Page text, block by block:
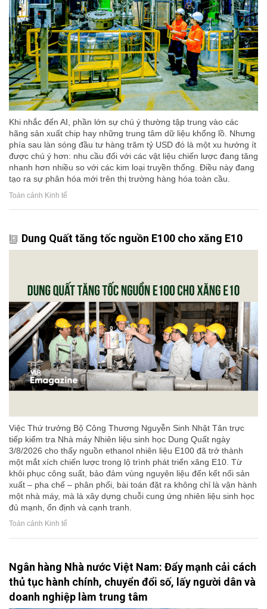
Khi nhắc đến AI, phần lớn sự chú ý thường tập trung vào các
hãng sản xuất chip hay những trung tâm dữ liệu khổng lồ. Nhưng
phía sau làn sóng đầu tư hàng trăm tỷ USD đó là một xu hướng ít
được chú ý hơn: nhu cầu đối với các vật liệu chiến lược đang tăng
nhanh hơn nhiều so với các kim loại truyền thống. Điều này đang
tạo ra sự phân hóa mới trên thị trường hàng hóa toàn cầu.
Toàn cảnh Kinh tế
Dung Quất tăng tốc nguồn E100 cho xăng E10
Việc Thứ trưởng Bộ Công Thương Nguyễn Sinh Nhật Tân trực
tiếp kiểm tra Nhà máy Nhiên liệu sinh học Dung Quất ngày
3/8/2026 cho thấy nguồn ethanol nhiên liệu E100 đã trở thành
một mắt xích chiến lược trong lộ trình phát triển xăng E10. Từ
khôi phục công suất, bảo đảm vùng nguyên liệu đến kết nối sản
xuất – pha chế – phân phối, bài toán đặt ra không chỉ là vận hành
một nhà máy, mà là xây dựng chuỗi cung ứng nhiên liệu sinh học
đủ mạnh, ổn định và cạnh tranh.
Toàn cảnh Kinh tế
Ngân hàng Nhà nước Việt Nam: Đẩy mạnh cải cách
thủ tục hành chính, chuyển đổi số, lấy người dân và
doanh nghiệp làm trung tâm